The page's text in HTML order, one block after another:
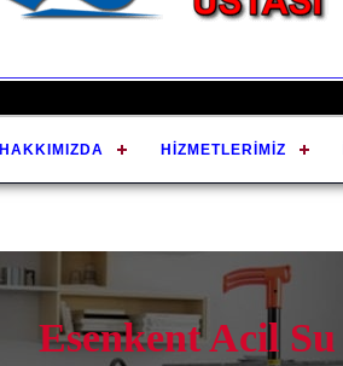
HAKKIMIZDA HIZMETLERIMIZ
Esenkent Acil Su